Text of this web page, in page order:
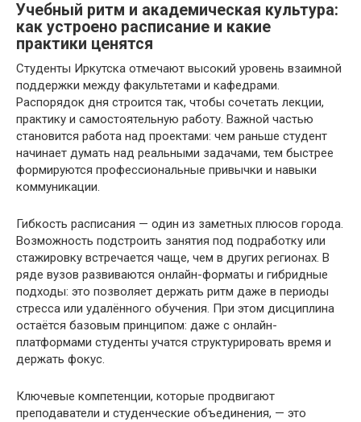
Учебный ритм и академическая культура:
как устроено расписание и какие
практики ценятся
Студенты Иркутска отмечают высокий уровень взаимной
поддержки между факультетами и кафедрами.
Распорядок дня строится так, чтобы сочетать лекции,
практику и самостоятельную работу. Важной частью
становится работа над проектами: чем раньше студент
начинает думать над реальными задачами, тем быстрее
формируются профессиональные привычки и навыки
коммуникации.
Гибкость расписания — один из заметных плюсов города.
Возможность подстроить занятия под подработку или
стажировку встречается чаще, чем в других регионах. В
ряде вузов развиваются онлайн-форматы и гибридные
подходы: это позволяет держать ритм даже в периоды
стресса или удалённого обучения. При этом дисциплина
остаётся базовым принципом: даже с онлайн-
платформами студенты учатся структурировать время и
держать фокус.
Ключевые компетенции, которые продвигают
преподаватели и студенческие объединения, — это